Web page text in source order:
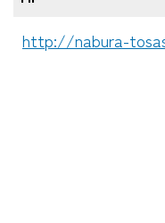
http://nabura-